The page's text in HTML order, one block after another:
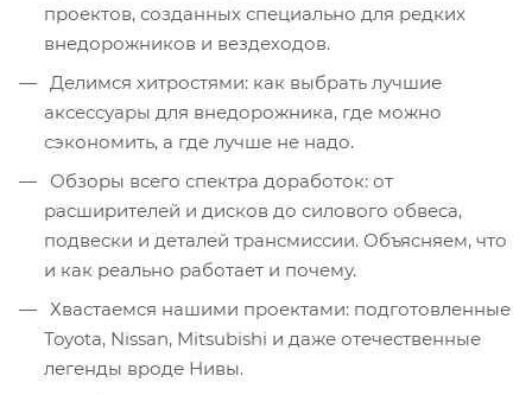
проектов, созданных специально для редких
внедорожников и вездеходов.
Делимся хитростями: как выбрать лучшие
аксессуары для внедорожника, где можно
сэкономить, а где лучше не надо.
Обзоры всего спектра доработок: от
расширителей и дисков до силового обвеса,
подвески и деталей трансмиссии. Объясняем, что
и как реально работает и почему.
Хвастаемся нашими проектами: подготовленные
Toyota, Nissan, Mitsubishi и даже отечественные
легенды вроде Нивы.